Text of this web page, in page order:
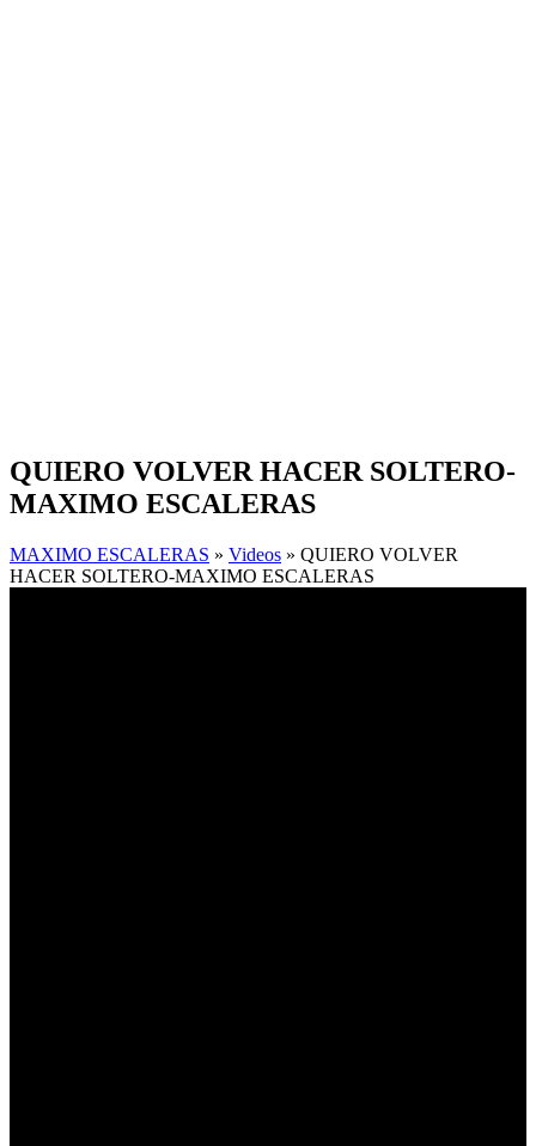
QUIERO VOLVER HACER SOLTERO-
MAXIMO ESCALERAS
MAXIMO ESCALERAS » Videos » QUIERO VOLVER
HACER SOLTERO-MAXIMO ESCALERAS